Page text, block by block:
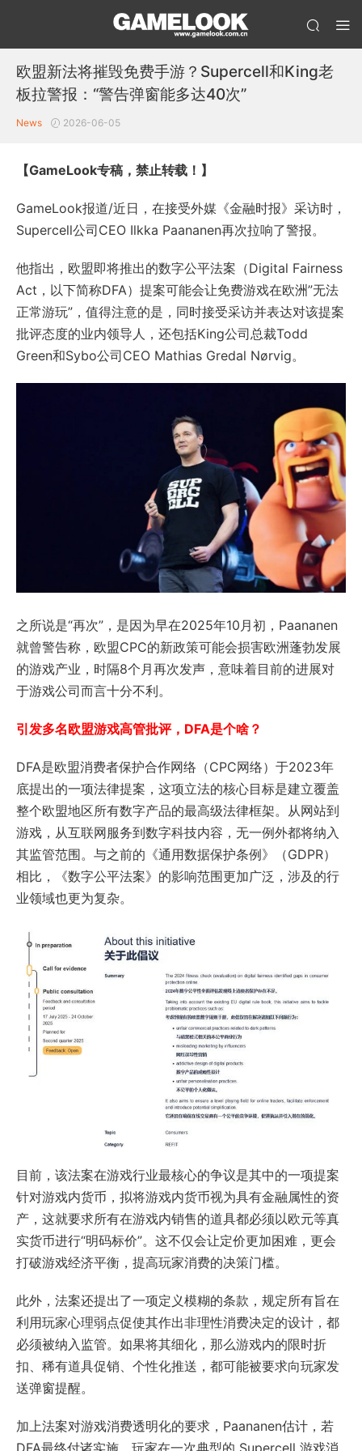
欧盟新法将摧毁免费手游？Supercell和King老
板拉警报：“警告弹窗能多达40次”
News 2026-06-05
【GameLook专稿，禁止转载！】
GameLook报道/近日，在接受外媒《金融时报》采访时，
Supercell公司CEO Ilkka Paananen再次拉响了警报。
他指出，欧盟即将推出的数字公平法案（Digital Fairness
Act，以下简称DFA）提案可能会让免费游戏在欧洲”无法
正常游玩”，值得注意的是，同时接受采访并表达对该提案
批评态度的业内领导人，还包括King公司总裁Todd
Green和Sybo公司CEO Mathias Gredal Nørvig。
之所说是“再次”，是因为早在2025年10月初，Paananen
就曾警告称，欧盟CPC的新政策可能会损害欧洲蓬勃发展
的游戏产业，时隔8个月再次发声，意味着目前的进展对
于游戏公司而言十分不利。
引发多名欧盟游戏高管批评，DFA是个啥？
DFA是欧盟消费者保护合作网络（CPC网络）于2023年
底提出的一项法律提案，这项立法的核心目标是建立覆盖
整个欧盟地区所有数字产品的最高级法律框架。从网站到
游戏，从互联网服务到数字科技内容，无一例外都将纳入
其监管范围。与之前的《通用数据保护条例》（GDPR）
相比，《数字公平法案》的影响范围更加广泛，涉及的行
业领域也更为复杂。
目前，该法案在游戏行业最核心的争议是其中的一项提案
针对游戏内货币，拟将游戏内货币视为具有金融属性的资
产，这就要求所有在游戏内销售的道具都必须以欧元等真
实货币进行“明码标价”。这不仅会让定价更加困难，更会
打破游戏经济平衡，提高玩家消费的决策门槛。
此外，法案还提出了一项定义模糊的条款，规定所有旨在
利用玩家心理弱点促使其作出非理性消费决定的设计，都
必须被纳入监管。如果将其细化，那么游戏内的限时折
扣、稀有道具促销、个性化推送，都可能被要求向玩家发
送弹窗提醒。
加上法案对游戏消费透明化的要求，Paananen估计，若
DFA最终付诸实施，玩家在一次典型的 Supercell 游戏消